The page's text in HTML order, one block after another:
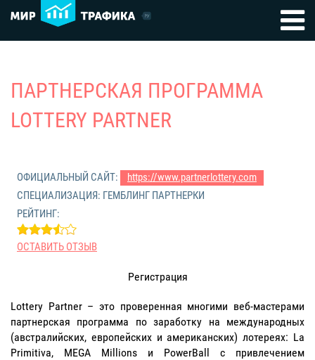
ПАРТНЕРСКАЯ ПРОГРАММА
LOTTERY PARTNER
ОФИЦИАЛЬНЫЙ САЙТ:
https://www.partnerlottery.com
СПЕЦИАЛИЗАЦИЯ: ГЕМБЛИНГ ПАРТНЕРКИ
РЕЙТИНГ:
ОСТАВИТЬ ОТЗЫВ
Регистрация
Lottery Partner – это проверенная многими веб-мастерами
партнерская программа по заработку на международных
(австралийских, европейских и американских) лотереях: La
Primitiva, MEGA Millions и PowerBall с привлечением